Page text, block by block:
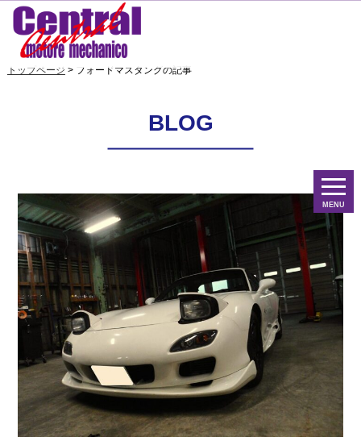
MENU
トップページ > フォードマスタングの記事
BLOG